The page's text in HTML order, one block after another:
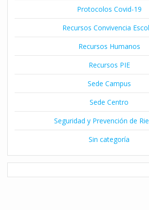
Protocolos Covid-19
Recursos Convivencia
Recursos Humanos
Recursos PIE
Sede Campus
Sede Centro
Seguridad y Prevención de
Sin categoría